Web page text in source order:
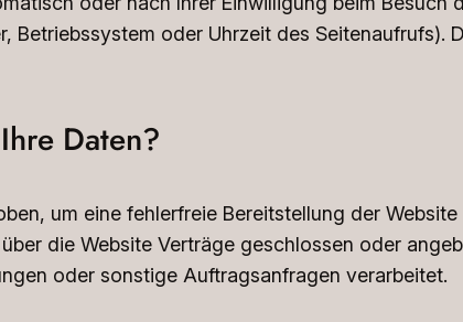
Betriebssystem oder Uhrzeit des
Daten?
um eine fehlerfreie Bereitstellung der
die Website Verträge geschlossen oder
oder sonstige Auftragsanfragen verarbeitet.